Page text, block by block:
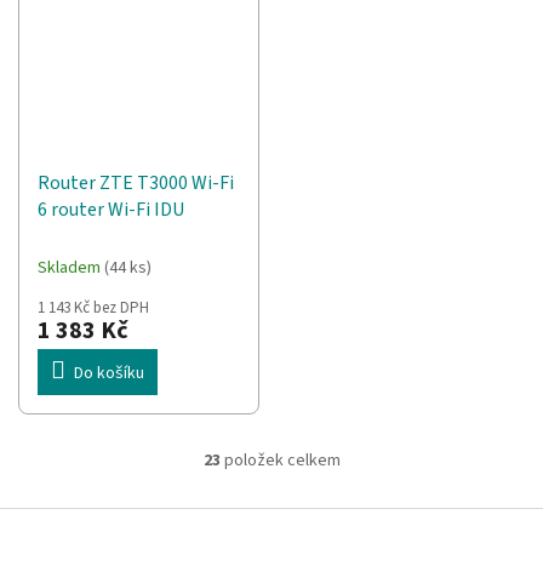
Router ZTE T3000 Wi-Fi
6 router Wi-Fi IDU
Skladem (44 ks)
1 143 Kč bez DPH
1 383 Kč
Do košíku
O
l
23 položek celkem
Z